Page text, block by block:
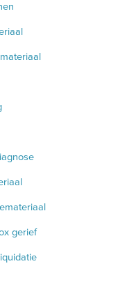
gerief